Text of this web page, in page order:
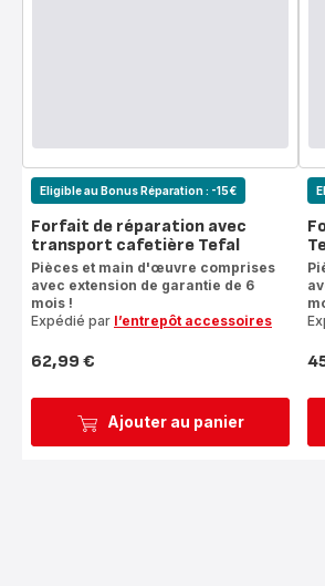
Ajouter au panier
Eligible au Bonus Réparation : -15€
Forfait de réparation avec
transport cafetière Tefal
Pièces et main d'œuvre comprises
avec extension de garantie de 6
mois !
Expédié par l’entrepôt accessoires
Prix
62,99 €